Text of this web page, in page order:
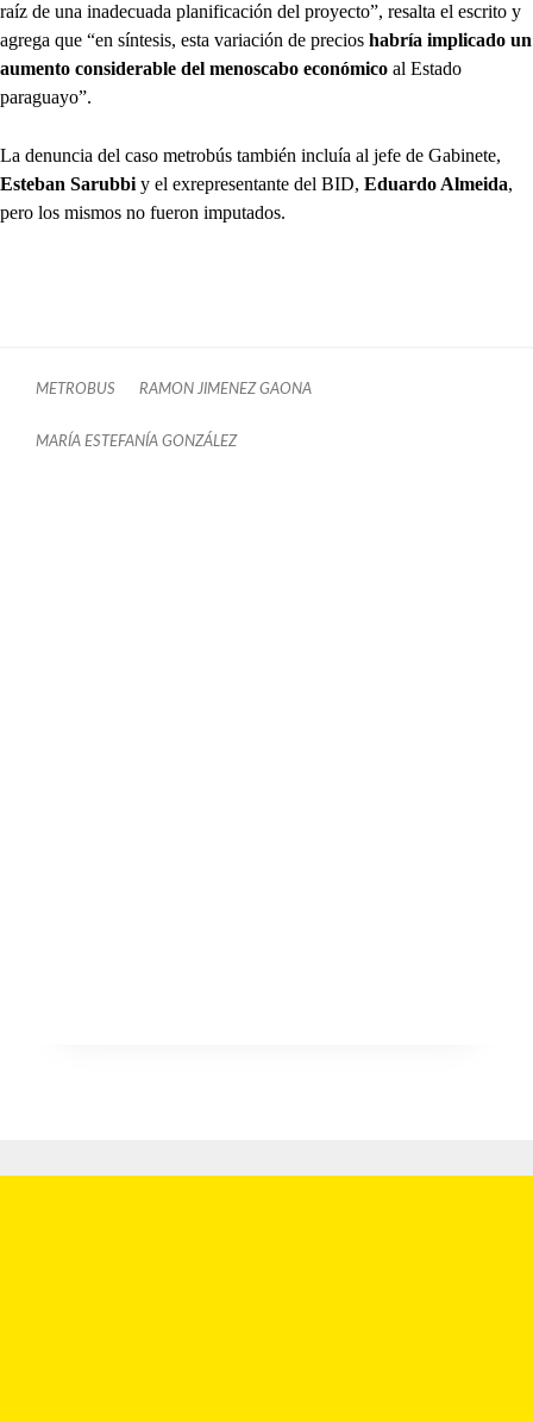
raíz de una inadecuada planificación del proyecto”, resalta el escrito y
agrega que “en síntesis, esta variación de precios habría implicado un
aumento considerable del menoscabo económico al Estado
paraguayo”.
La denuncia del caso metrobús también incluía al jefe de Gabinete,
Esteban Sarubbi y el exrepresentante del BID, Eduardo Almeida,
pero los mismos no fueron imputados.
METROBUS RAMON JIMENEZ GAONA
MARÍA ESTEFANÍA GONZÁLEZ